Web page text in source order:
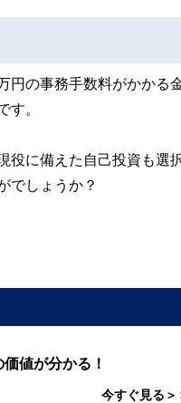
円の事務手数料がかかる
す。
役に備えた自己投資も選
でしょうか？
値が分かる！
今すぐ見る＞